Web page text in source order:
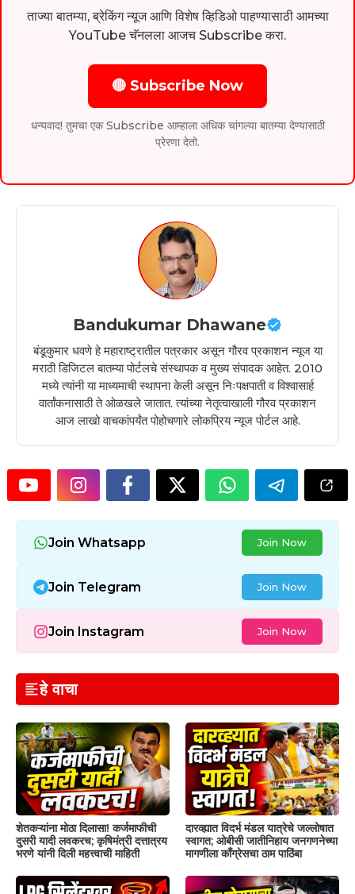
ताज्या बातम्या, ब्रेकिंग न्यूज आणि विशेष व्हिडिओ पाहण्यासाठी आमच्या
YouTube चॅनलला आजच Subscribe करा.
🔴 Subscribe Now
धन्यवाद! तुमचा एक Subscribe आम्हाला अधिक चांगल्या बातम्या देण्यासाठी
प्रेरणा देतो.
Bandukumar Dhawane
बंडूकुमार धवणे हे महाराष्ट्रातील पत्रकार असून गौरव प्रकाशन न्यूज या
मराठी डिजिटल बातम्या पोर्टलचे संस्थापक व मुख्य संपादक आहेत. 2010
मध्ये त्यांनी या माध्यमाची स्थापना केली असून निःपक्षपाती व विश्वासार्ह
वार्तांकनासाठी ते ओळखले जातात. त्यांच्या नेतृत्वाखाली गौरव प्रकाशन
आज लाखो वाचकांपर्यंत पोहोचणारे लोकप्रिय न्यूज पोर्टल आहे.
Join Whatsapp Join Now
Join Telegram Join Now
Join Instagram Join Now
हे वाचा
शेतकऱ्यांना मोठा दिलासा! कर्जमाफीची
दुसरी यादी लवकरच; कृषिमंत्री दत्तात्रय
भरणे यांनी दिली महत्त्वाची माहिती
दारव्ह्यात विदर्भ मंडल यात्रेचे जल्लोषात
स्वागत; ओबीसी जातीनिहाय जनगणनेच्या
मागणीला काँग्रेसचा ठाम पाठिंबा